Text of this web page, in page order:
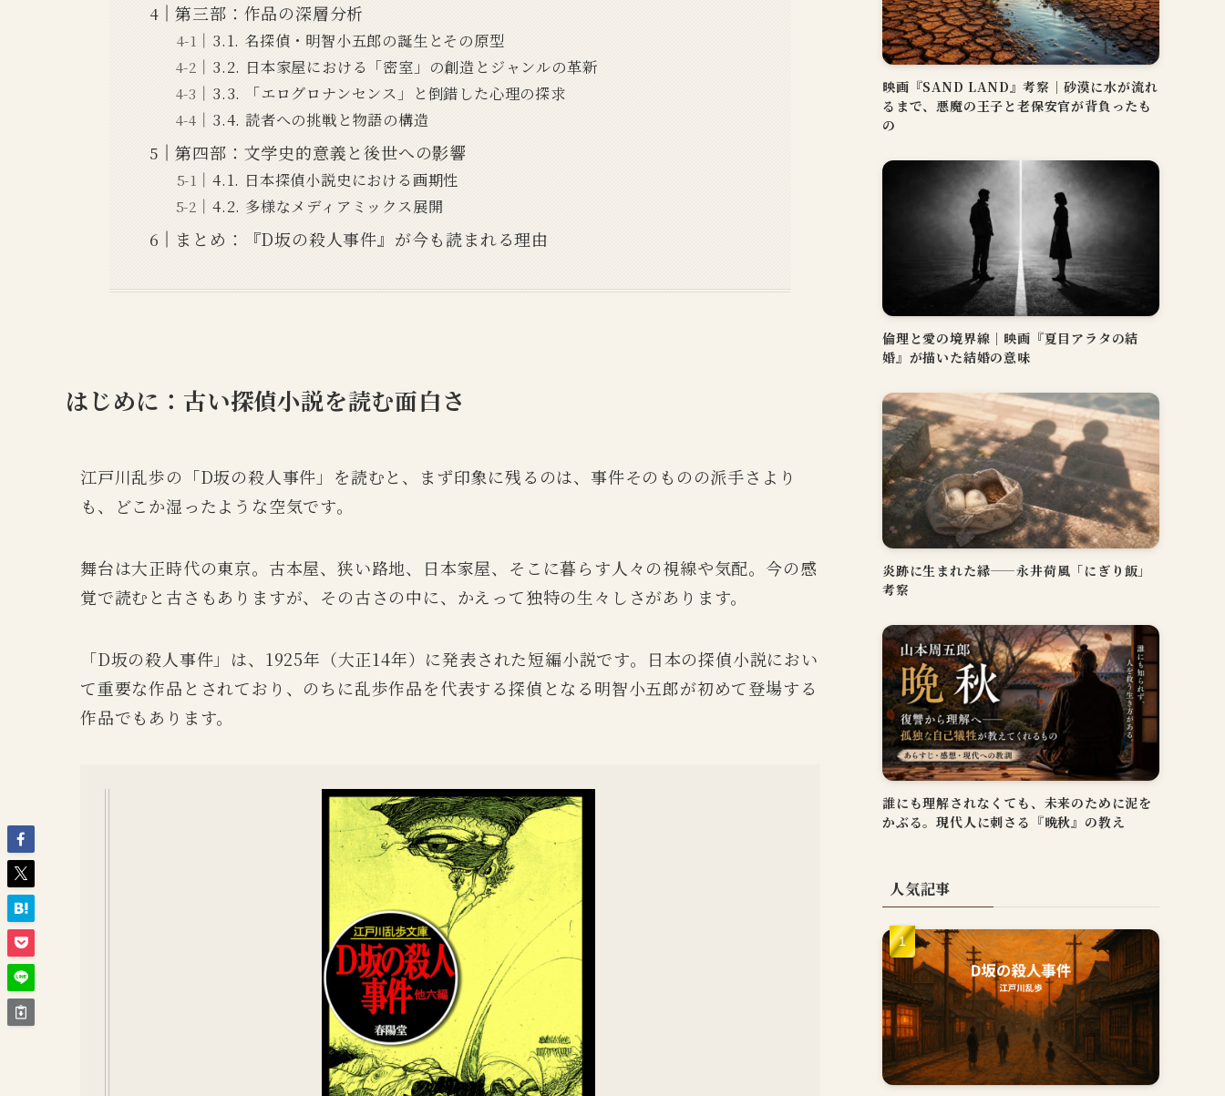
第三部：作品の深層分析
3.1. 名探偵・明智小五郎の誕生とその原型
3.2. 日本家屋における「密室」の創造とジャンルの革新
3.3. 「エログロナンセンス」と倒錯した心理の探求
3.4. 読者への挑戦と物語の構造
第四部：文学史的意義と後世への影響
4.1. 日本探偵小説史における画期性
4.2. 多様なメディアミックス展開
まとめ：『D坂の殺人事件』が今も読まれる理由
はじめに：古い探偵小説を読む面白さ
江戸川乱歩の「D坂の殺人事件」を読むと、まず印象に残るのは、事件そのものの派手さより
も、どこか湿ったような空気です。
舞台は大正時代の東京。古本屋、狭い路地、日本家屋、そこに暮らす人々の視線や気配。今の感
覚で読むと古さもありますが、その古さの中に、かえって独特の生々しさがあります。
「D坂の殺人事件」は、1925年（大正14年）に発表された短編小説です。日本の探偵小説におい
て重要な作品とされており、のちに乱歩作品を代表する探偵となる明智小五郎が初めて登場する
作品でもあります。
映画『SAND LAND』考察｜砂漠に水が流れ
るまで、悪魔の王子と老保安官が背負ったも
の
倫理と愛の境界線｜映画『夏目アラタの結
婚』が描いた結婚の意味
炎跡に生まれた縁——永井荷風「にぎり飯」
考察
誰にも理解されなくても、未来のために泥を
かぶる。現代人に刺さる『晩秋』の教え
人気記事